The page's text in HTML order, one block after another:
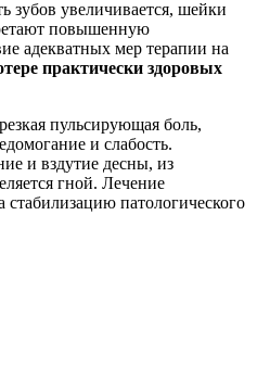
зубов увеличивается, шейки
повышенную
адекватных мер терапии на
практически здоровых
пульсирующая боль,
и слабость.
и вздутие десны, из
гной. Лечение
стабилизацию патологического